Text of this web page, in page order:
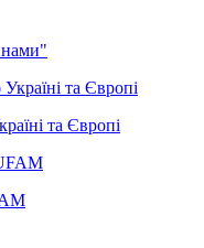
нами"
та Європі